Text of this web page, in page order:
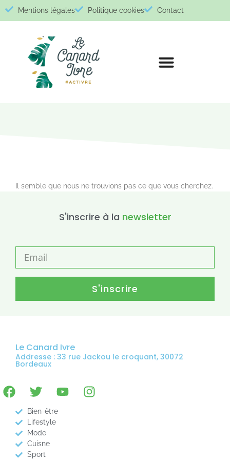
Mentions légales Politique cookies Contact
Il semble que nous ne trouvions pas ce que vous cherchez.
S'inscrire à la newsletter
S'inscrire
Le Canard Ivre
Addresse : 33 rue Jackou le croquant, 30072
Bordeaux
Bien-être
Lifestyle
Mode
Cuisne
Sport